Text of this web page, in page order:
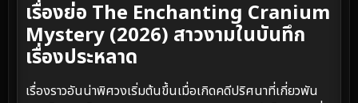
เรื่องย่อ The Enchanting Cranium
Mystery (2026) สาวงามในบันทึก
เรื่องประหลาด
เรื่องราวอันน่าพิศวงเริ่มต้นขึ้นเมื่อเกิดคดีปริศนาที่เกี่ยวพัน